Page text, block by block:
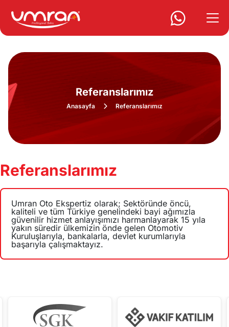
Referanslarımız
Anasayfa Referanslarımız
Referanslarımız
Umran Oto Ekspertiz olarak; Sektöründe öncü,
kaliteli ve tüm Türkiye genelindeki bayi ağımızla
güvenilir hizmet anlayışımızı harmanlayarak 15 yıla
yakın süredir ülkemizin önde gelen Otomotiv
Kuruluşlarıyla, bankalarla, devlet kurumlarıyla
başarıyla çalışmaktayız.